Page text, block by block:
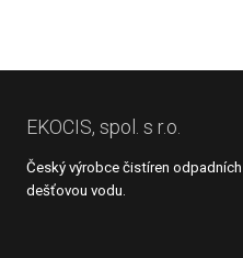
nepodařilo
odeslat.
EKOCIS, spol. s r.o.
Český výrobce čistíren
dešťovou vodu.